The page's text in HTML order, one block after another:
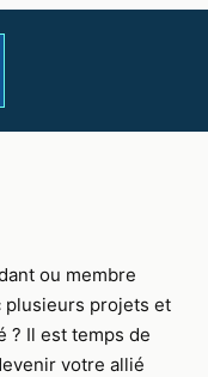
ou membre
plusieurs projets et
? Il est temps de
votre allié